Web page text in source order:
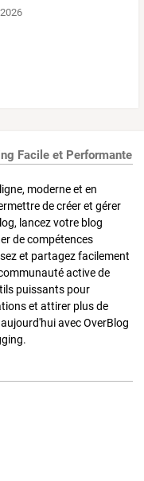
Facile et Performante
moderne et en
de créer et gérer
lancez votre blog
de compétences
et partagez facilement
active de
puissants pour
et attirer plus de
avec OverBlog